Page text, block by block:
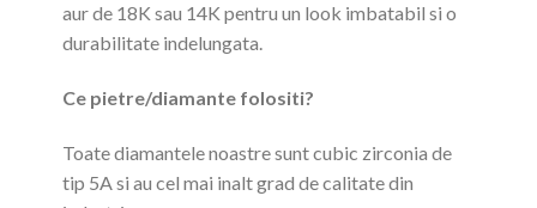
aur de 18K sau 14K pentru un look imbatabil si o
durabilitate indelungata.
Ce pietre/diamante folositi?
Toate diamantele noastre sunt cubic zirconia de
tip 5A si au cel mai inalt grad de calitate din